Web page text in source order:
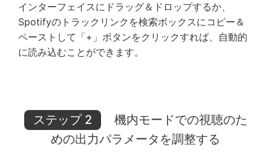
インターフェイスにドラッグ＆ドロップするか、
Spotifyのトラックリンクを検索ボックスにコピー＆
ペーストして「+」ボタンをクリックすれば、自動的
に読み込むことができます。
ステップ 2
機内モードでの視聴のた
めの出力パラメータを調整する